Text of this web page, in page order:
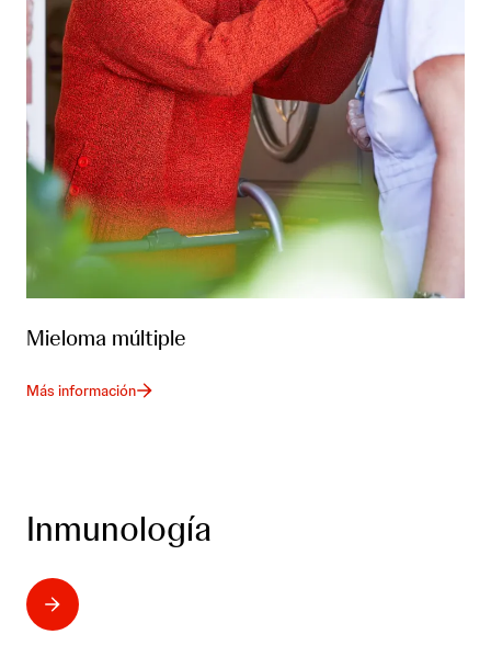
Mieloma múltiple
Más información
Inmunología